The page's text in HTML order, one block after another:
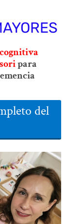
para
del